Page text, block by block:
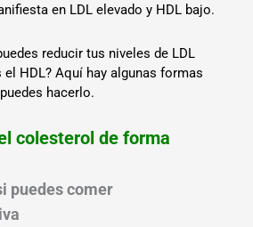
en LDL elevado y HDL bajo.
reducir tus niveles de LDL
HDL? Aquí hay algunas formas
hacerlo.
colesterol de forma
puedes comer